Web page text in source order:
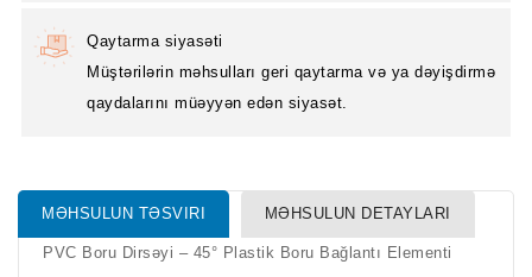
Qaytarma siyasəti
Müştərilərin məhsulları geri qaytarma və ya dəyişdirmə
qaydalarını müəyyən edən siyasət.
MƏHSULUN TƏSVIRI MƏHSULUN DETAYLARI
PVC Boru Dirsəyi – 45° Plastik Boru Bağlantı Elementi